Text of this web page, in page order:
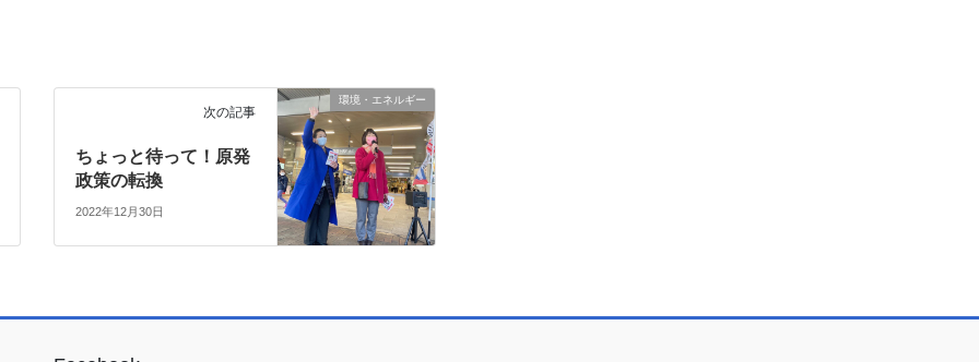
環境・エネルギー
次の記事
ちょっと待って！原発
政策の転換
2022年12月30日